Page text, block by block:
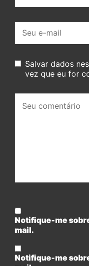
mail:
Salvar dados
vez que eu for
comentário:
Notifique-me
mail.
Notifique-me